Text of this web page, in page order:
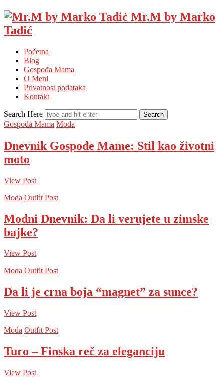
Mr.M by Marko
Tadić
Početna
Blog
Gospođa Mama
O Meni
Privatnost podataka
Kontakt
Search Here
Gospođa Mama Moda
Dnevnik Gospođe Mame: Stil kao životni
moto
View Post
Moda Outfit Post
Modni Dnevnik: Da li verujete u zimske
bajke?
View Post
Moda Outfit Post
Da li je crna boja “magnet” za sunce?
View Post
Moda Outfit Post
Turo – Finska reč za eleganciju
View Post